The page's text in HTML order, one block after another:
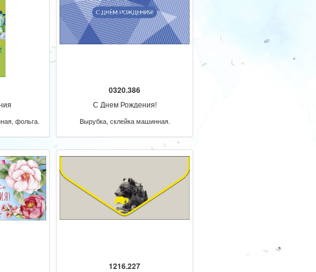
фольга.
0320.386
С Днем Рождения!
Вырубка, склейка машинная.
1216.227